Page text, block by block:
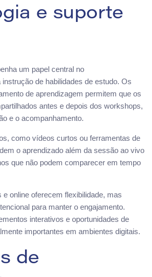
e suporte
um papel central no
de habilidades de estudo. Os
de aprendizagem permitem que os
antes e depois dos workshops,
e o acompanhamento.
como vídeos curtos ou ferramentas de
o aprendizado além da sessão ao vivo
que não podem comparecer em tempo
online oferecem flexibilidade, mas
para manter o engajamento.
interativos e oportunidades de
importantes em ambientes digitais.
de